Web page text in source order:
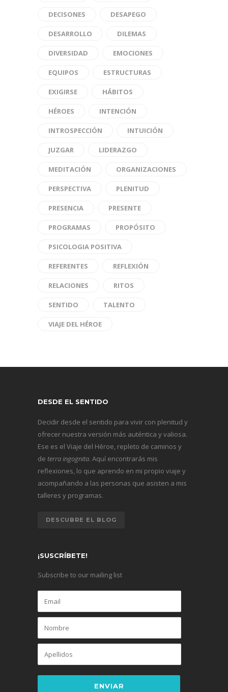
DECISONES DESAPEGO
DESARROLLO DILEMAS
DIVERSIDAD EMOCIONES
EQUIPOS ESTRUCTURAS
EXIGIRSE HÁBITOS
HÉROES INTENCIÓN
INTROSPECCIÓN INTUICIÓN
JUZGAR LIDERAZGO
MEDITACIÓN ORGANIZACIONES
PERSPECTIVA PLENITUD
PRESENCIA PRESENTE
PROGRAMAS PROPÓSITO
PSICOLOGIA POSITIVA
REFERENTES REFLEXIÓN
RELACIONES RITOS
SENTIDO TALENTO
VIAJE DEL HÉROE
DESDE EL SENTIDO
Decidir desde el sentido para vivir con plenitud y
ofrecer nuestra versión más auténtica y valiosa.
Ese es el Viaje del Héroe, repleto de caminos y
de terra ingognita. Aquí encontrarás mis
reflexiones, lo que aprendo en mi propio viaje y
acompañando a las personas que asisten a mis
talleres y programas.
DESCUBRE EL BLOG
¡SUSCRÍBETE!
Subscribe to our mailing list